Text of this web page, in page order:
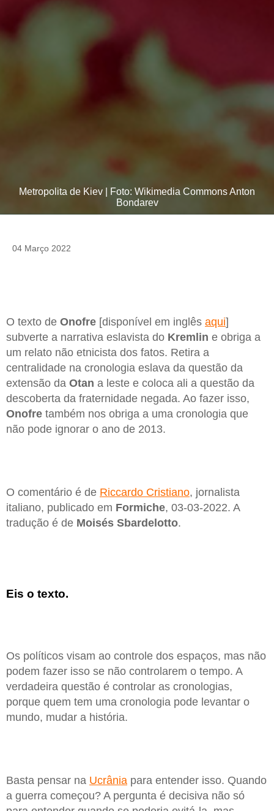
Metropolita de Kiev | Foto: Wikimedia Commons Anton
Bondarev
04 Março 2022
O texto de Onofre [disponível em inglês aqui]
subverte a narrativa eslavista do Kremlin e obriga a
um relato não etnicista dos fatos. Retira a
centralidade na cronologia eslava da questão da
extensão da Otan a leste e coloca ali a questão da
descoberta da fraternidade negada. Ao fazer isso,
Onofre também nos obriga a uma cronologia que
não pode ignorar o ano de 2013.
O comentário é de Riccardo Cristiano, jornalista
italiano, publicado em Formiche, 03-03-2022. A
tradução é de Moisés Sbardelotto.
Eis o texto.
Os políticos visam ao controle dos espaços, mas não
podem fazer isso se não controlarem o tempo. A
verdadeira questão é controlar as cronologias,
porque quem tem uma cronologia pode levantar o
mundo, mudar a história.
Basta pensar na Ucrânia para entender isso. Quando
a guerra começou? A pergunta é decisiva não só